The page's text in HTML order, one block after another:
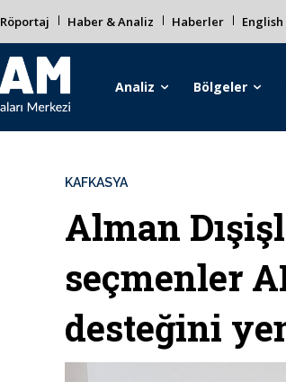
Röportaj Haber & Analiz Haberler English
Analiz Bölgeler
KAFKASYA
Alman
seçmenler
desteğini